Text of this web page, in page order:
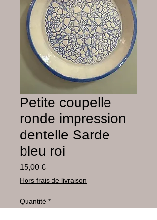
Petite coupelle
ronde impression
dentelle Sarde
bleu roi
15,00 €Prix
Hors frais de livraison
Quantité *